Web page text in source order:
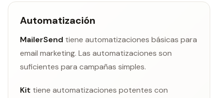
Automatización
MailerSend tiene automatizaciones básicas para
email marketing. Las automatizaciones son
suficientes para campañas simples.
Kit tiene automatizaciones potentes con